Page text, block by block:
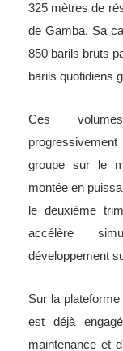
325 mètres de
de Gamba. Sa
850 barils bruts
barils quotidiens
Ces
groupe sur le
montée en
le deuxième
accélère
développement
Sur la
est déjà
maintenance et